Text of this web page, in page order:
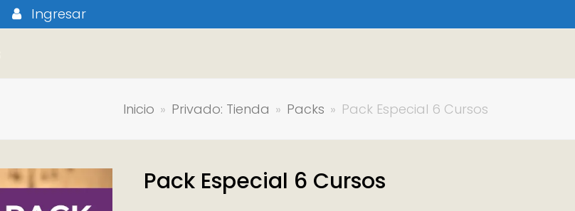
Ingresar
Inicio » Privado: Tienda » Packs » Pack Especial 6 Cursos
Pack Especial 6 Cursos